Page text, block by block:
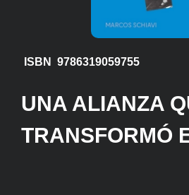
ISBN 9786319059755
UNA ALIANZA
TRANSFORMÓ